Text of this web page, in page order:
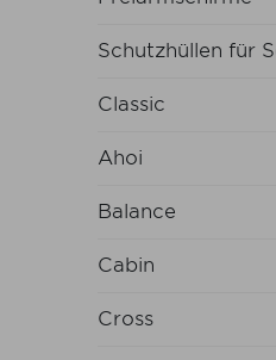
Schutzhüllen für
Classic
Ahoi
Balance
Cabin
Cross